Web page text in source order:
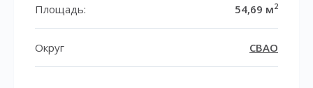
Площадь: 54,69 м2
Округ СВАО